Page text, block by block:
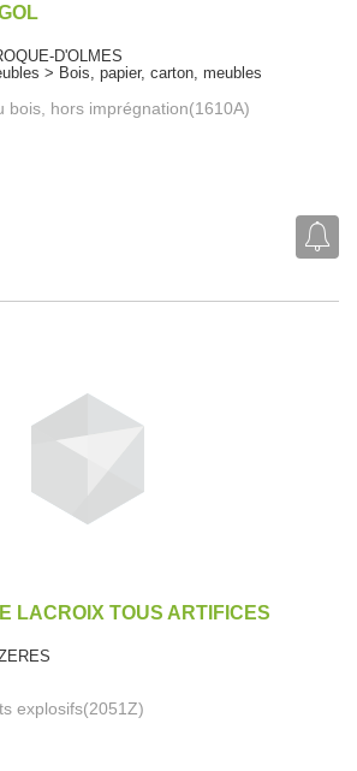
D'OLMES
> Bois, papier, carton, meubles
bois, hors imprégnation(1610A)
LACROIX TOUS ARTIFICES
explosifs(2051Z)